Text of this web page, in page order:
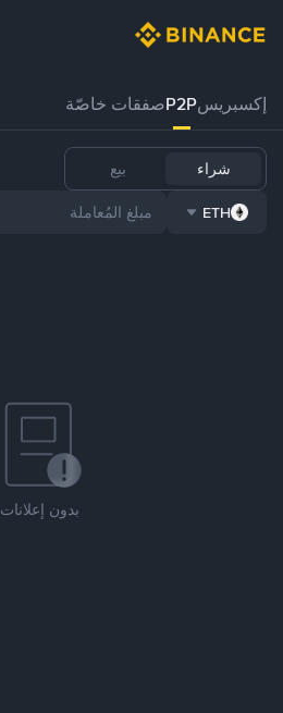
إكسبريسP2Pصفقات خاصّة
شراء بيع
ETH
بدون إعلانات